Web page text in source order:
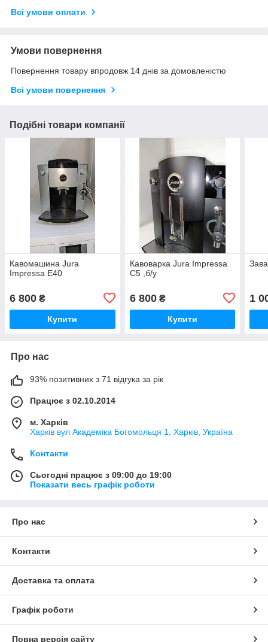
Всі умови оплати
Умови повернення
Повернення товару впродовж 14 днів за домовленістю
Всі умови повернення
Подібні товари компанії
Кавомашина Jura
Impressa E40
6 800 ₴
Купити
Кавоварка Jura Impressa
C5 ,б/у
6 800₴
Купити
1
Про нас
93% позитивних з 71 відгука за рік
Працює з 02.10.2014
м. Харків
Харків вул Академіка Богомольця 1, Харків, Україна
Контакти
Сьогодні працює з 09:00 до 19:00
Показати весь графік роботи
Про нас
Контакти
Доставка та оплата
Графік роботи
Повна версія сайту